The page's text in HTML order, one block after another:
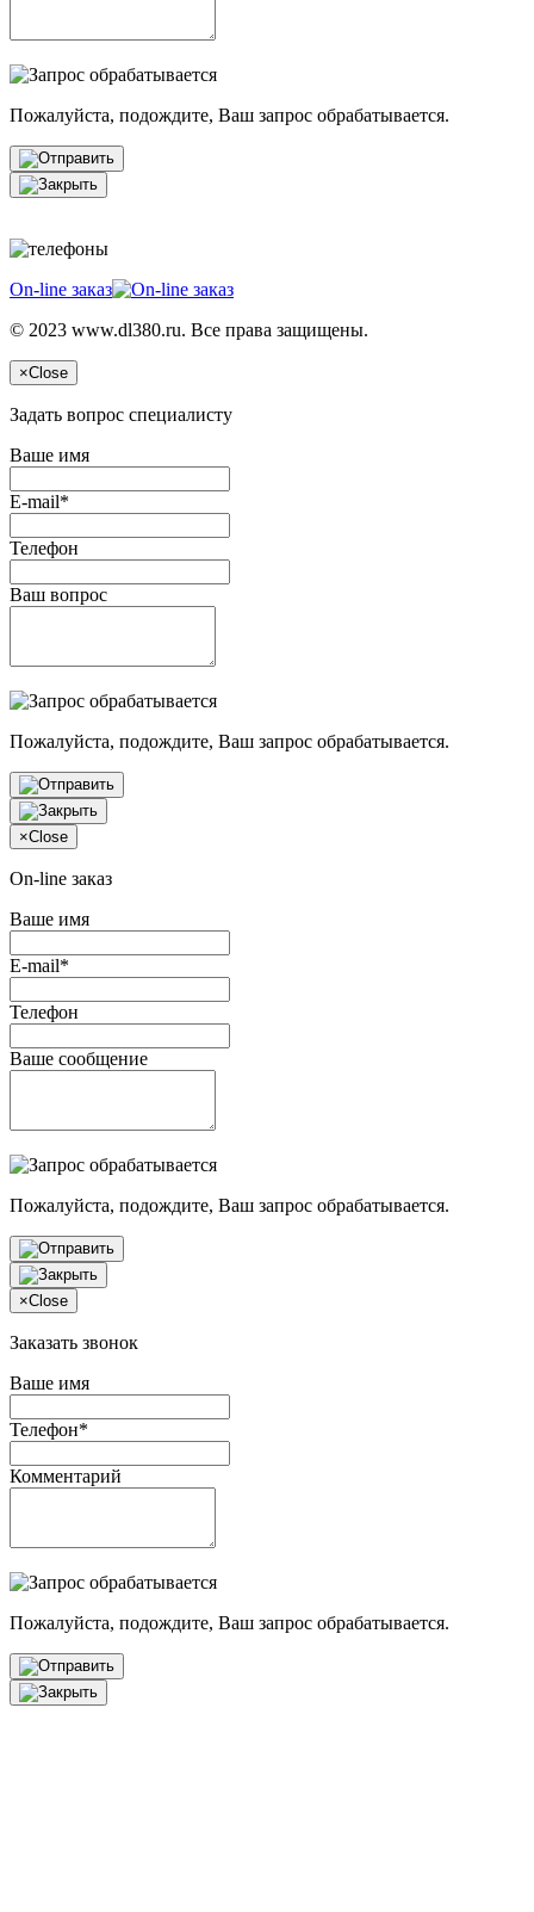
Пожалуйста, подождите, Ваш запрос обрабатывается.
On-line заказ
© 2023 www.dl380.ru. Все права защищены.
×Close
Задать вопрос специалисту
Ваше имя
E-mail*
Телефон
Ваш вопрос
Пожалуйста, подождите, Ваш запрос обрабатывается.
×Close
On-line заказ
Ваше имя
E-mail*
Телефон
Ваше сообщение
Пожалуйста, подождите, Ваш запрос обрабатывается.
×Close
Заказать звонок
Ваше имя
Телефон*
Комментарий
Пожалуйста, подождите, Ваш запрос обрабатывается.